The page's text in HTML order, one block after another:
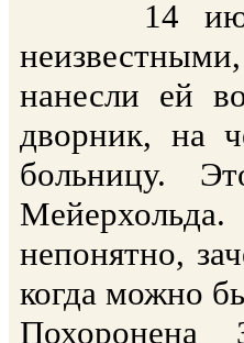
14 июля
нанесли ей
дворник, на
больницу.
непонятно,
когда можно